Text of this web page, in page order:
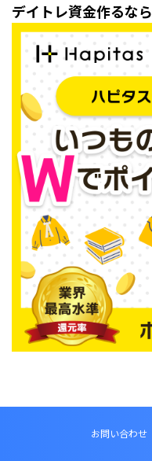
デイトレ資金作るなら
お問い合わせ